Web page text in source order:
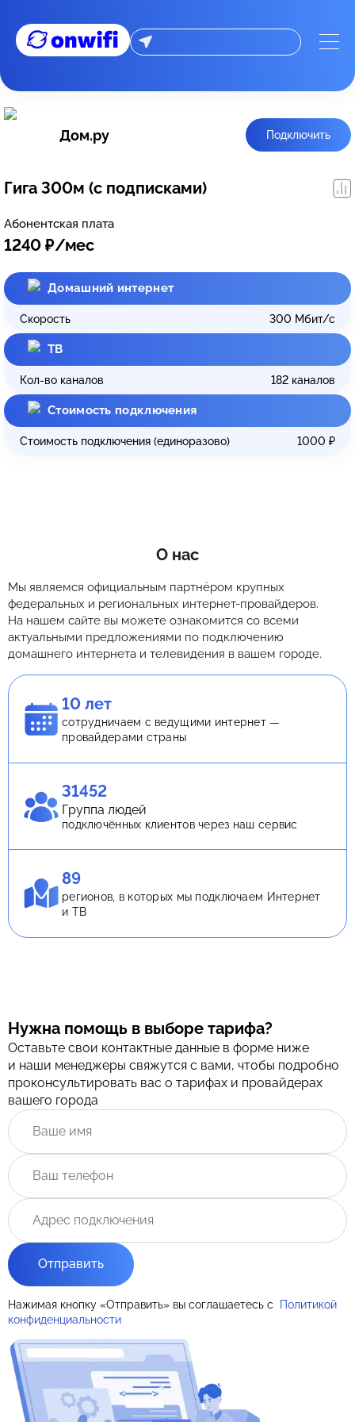
Дом.ру Подключить
Гига 300м (с подписками)
Абонентская плата
1240 ₽/мес
Домашний интернет
Скорость 300 Мбит/с
ТВ
Кол-во каналов 182 каналов
Стоимость подключения
Стоимость подключения (единоразово) 1000 ₽
О нас
Мы являемся официальным партнёром крупных
федеральных и региональных интернет-провайдеров.
На нашем сайте вы можете ознакомится со всеми
актуальными предложениями по подключению
домашнего интернета и телевидения в вашем городе.
10 лет
сотрудничаем с ведущими интернет —
провайдерами страны
31452
Группа людей
подключённых клиентов через наш сервис
89
регионов, в которых мы подключаем Интернет
и ТВ
Нужна помощь в выборе тарифа?
Оставьте свои контактные данные в форме ниже
и наши менеджеры свяжутся с вами, чтобы подробно
проконсультировать вас о тарифах и провайдерах
вашего города
Отправить
Нажимая кнопку «Отправить» вы соглашаетесь с
Политикой
конфиденциальности